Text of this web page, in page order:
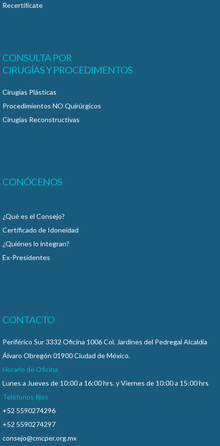
Recertifícate
CONSULTA POR
CIRUGÍAS Y PROCEDIMENTOS
Cirugías Plásticas
Procedimientos NO Quirúrgicos
Cirugías Reconstructivas
CONÓCENOS
¿Qué es el Consejo?
Certificado de Idoneidad
¿Quiénes lo integran?
Ex-Presidentes
CONTACTO
Periférico Sur 3332 Oficina 1006 Col. Jardines del Pedregal Alcaldía
Álvaro Obregón 01900 Ciudad de México.
Horario de Oficina
Lunes a Jueves de 10:00 a 16:00 hrs. y Viernes de 10:00 a 15:00 hrs
Teléfonos fijos
+52 5590274296
+52 5590274297
consejo@cmcper.org.mx